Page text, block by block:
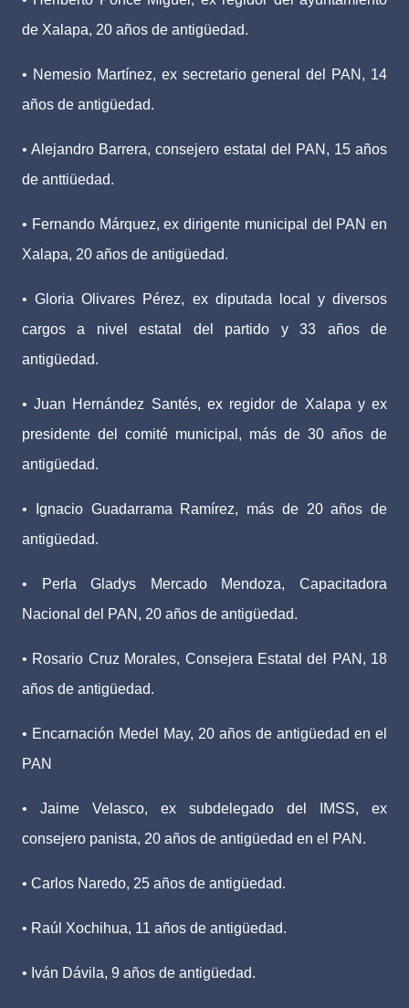
de Xalapa, 20 años de antigüedad.
• Nemesio Martínez, ex secretario general del PAN, 14
años de antigüedad.
• Alejandro Barrera, consejero estatal del PAN, 15 años
de anttiüedad.
• Fernando Márquez, ex dirigente municipal del PAN en
Xalapa, 20 años de antigüedad.
• Gloria Olivares Pérez, ex diputada local y diversos
cargos a nivel estatal del partido y 33 años de
antigüedad.
• Juan Hernández Santés, ex regidor de Xalapa y ex
presidente del comité municipal, más de 30 años de
antigüedad.
• Ignacio Guadarrama Ramírez, más de 20 años de
antigüedad.
• Perla Gladys Mercado Mendoza, Capacitadora
Nacional del PAN, 20 años de antigüedad.
• Rosario Cruz Morales, Consejera Estatal del PAN, 18
años de antigüedad.
• Encarnación Medel May, 20 años de antigüedad en el
PAN
• Jaime Velasco, ex subdelegado del IMSS, ex
consejero panista, 20 años de antigüedad en el PAN.
• Carlos Naredo, 25 años de antigüedad.
• Raúl Xochihua, 11 años de antigüedad.
• Iván Dávila, 9 años de antigüedad.